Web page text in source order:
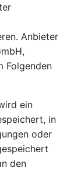
Anbieter
Folgenden
ein
in
oder
den